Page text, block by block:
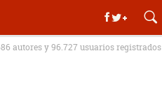
autores y 96.727 usuarios registrados